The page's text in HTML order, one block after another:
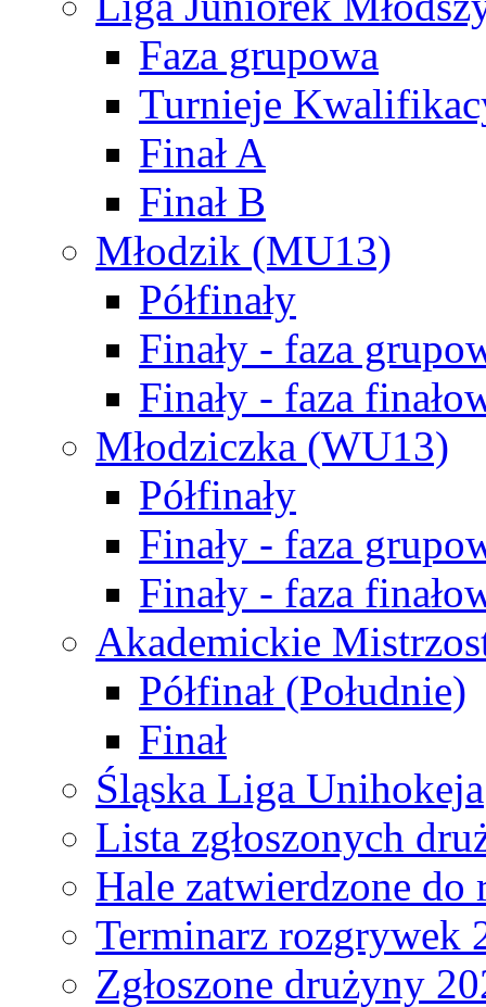
Faza grupowa
Turnieje
Finał A
Finał B
Młodzik (MU13)
Półfinały
Finały - faza
Finały - faza
Młodziczka (WU13)
Półfinały
Finały - faza
Finały - faza
Akademickie
Półfinał (Południe)
Finał
Śląska Liga Unihokeja
Lista zgłoszonych
Hale zatwierdzone do
Terminarz rozgrywek
Zgłoszone drużyny